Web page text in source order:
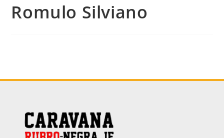
Romulo Silviano